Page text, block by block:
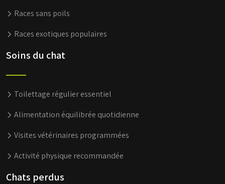
Races sans poils
Races exotiques populaires
Soins du chat
Toilettage régulier essentiel
Alimentation équilibrée quotidienne
Visites vétérinaires programmées
Activité physique recommandée
Chats perdus